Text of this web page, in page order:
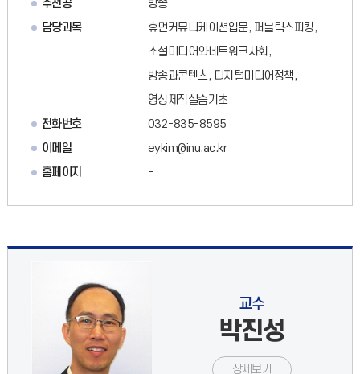
주전공
방송
담당과목
휴먼커뮤니케이션입문, 퍼블릭스피킹,
소셜미디어와네트워크사회,
방송과콘텐츠, 디지털미디어정책,
영상제작실습기초
전화번호
032-835-8595
이메일
eykim@inu.ac.kr
홈페이지
-
교수
박진성
상세보기